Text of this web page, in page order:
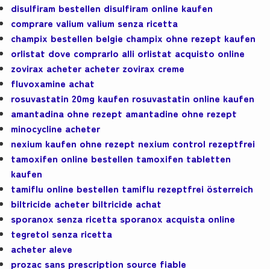
disulfiram bestellen disulfiram online kaufen
comprare valium valium senza ricetta
champix bestellen belgie champix ohne rezept kaufen
orlistat dove comprarlo alli orlistat acquisto online
zovirax acheter acheter zovirax creme
fluvoxamine achat
rosuvastatin 20mg kaufen rosuvastatin online kaufen
amantadina ohne rezept amantadine ohne rezept
minocycline acheter
nexium kaufen ohne rezept nexium control rezeptfrei
tamoxifen online bestellen tamoxifen tabletten
kaufen
tamiflu online bestellen tamiflu rezeptfrei österreich
biltricide acheter biltricide achat
sporanox senza ricetta sporanox acquista online
tegretol senza ricetta
acheter aleve
prozac sans prescription source fiable